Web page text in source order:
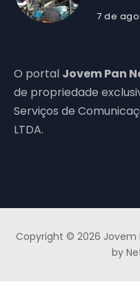
7 de
O portal Jovem Pan
de propriedade
Serviços de
LTDA.
Copyright © 2026 Jovem
by